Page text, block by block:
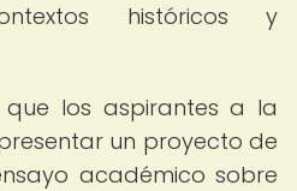
históricos y
que los aspirantes a la
un proyecto de
académico sobre